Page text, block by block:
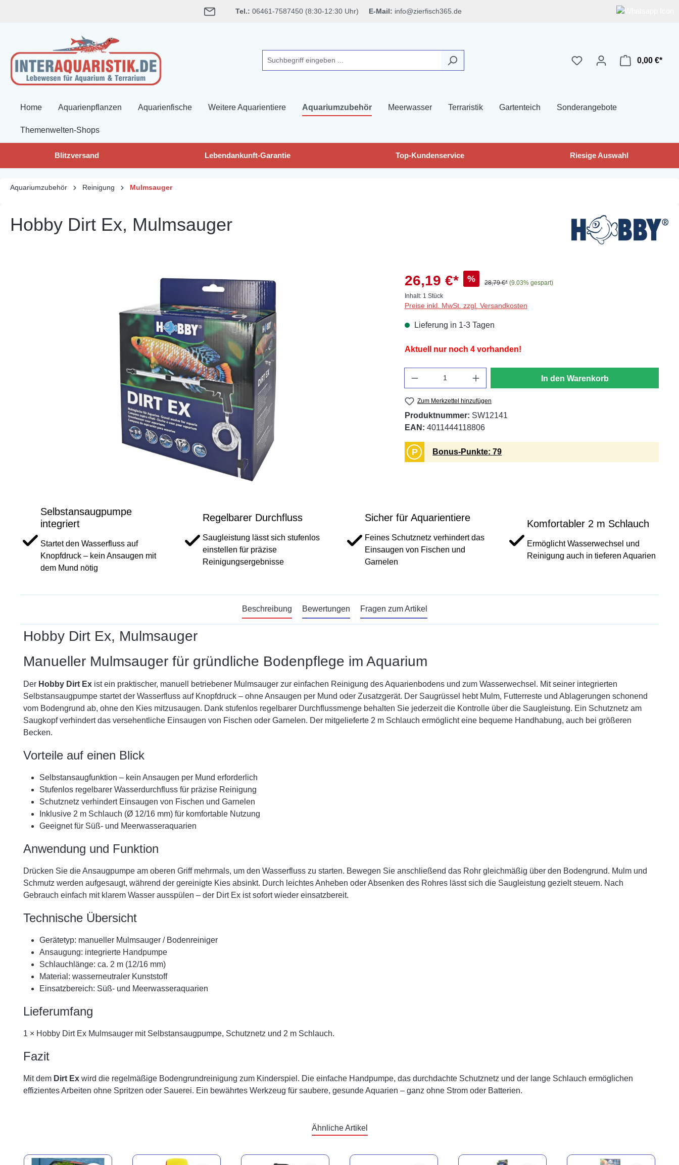
Tel.: 06461-7587450 (8:30-12:30 Uhr) E-Mail: info@zierfisch365.de
0,00 €*
Home Aquarienpflanzen Aquarienfische Weitere Aquarientiere Aquariumzubehör Meerwasser Terraristik Gartenteich Sonderangebote
Themenwelten-Shops
Blitzversand Lebendankunft-Garantie Top-Kundenservice Riesige Auswahl
Aquariumzubehör Reinigung Mulmsauger
Hobby Dirt Ex, Mulmsauger
26,19 €* % 28,79 €* (9.03% gespart)
Inhalt: 1 Stück
Preise inkl. MwSt. zzgl. Versandkosten
Lieferung in 1-3 Tagen
Aktuell nur noch 4 vorhanden!
In den Warenkorb
Zum Merkzettel hinzufügen
Produktnummer: SW12141
EAN: 4011444118806
P Bonus-Punkte: 79
Selbstansaugpumpe
integriert
Startet den Wasserfluss auf
Knopfdruck – kein Ansaugen mit
dem Mund nötig
Regelbarer Durchfluss
Saugleistung lässt sich stufenlos
einstellen für präzise
Reinigungsergebnisse
Sicher für Aquarientiere
Feines Schutznetz verhindert das
Einsaugen von Fischen und
Garnelen
Komfortabler 2 m Schlauch
Ermöglicht Wasserwechsel und
Reinigung auch in tieferen Aquarien
Beschreibung Bewertungen Fragen zum Artikel
Hobby Dirt Ex, Mulmsauger
Manueller Mulmsauger für gründliche Bodenpflege im Aquarium
Der Hobby Dirt Ex ist ein praktischer, manuell betriebener Mulmsauger zur einfachen Reinigung des Aquarienbodens und zum Wasserwechsel. Mit seiner integrierten
Selbstansaugpumpe startet der Wasserfluss auf Knopfdruck – ohne Ansaugen per Mund oder Zusatzgerät. Der Saugrüssel hebt Mulm, Futterreste und Ablagerungen schonend
vom Bodengrund ab, ohne den Kies mitzusaugen. Dank stufenlos regelbarer Durchflussmenge behalten Sie jederzeit die Kontrolle über die Saugleistung. Ein Schutznetz am
Saugkopf verhindert das versehentliche Einsaugen von Fischen oder Garnelen. Der mitgelieferte 2 m Schlauch ermöglicht eine bequeme Handhabung, auch bei größeren
Becken.
Vorteile auf einen Blick
Selbstansaugfunktion – kein Ansaugen per Mund erforderlich
Stufenlos regelbarer Wasserdurchfluss für präzise Reinigung
Schutznetz verhindert Einsaugen von Fischen und Garnelen
Inklusive 2 m Schlauch (Ø 12/16 mm) für komfortable Nutzung
Geeignet für Süß- und Meerwasseraquarien
Anwendung und Funktion
Drücken Sie die Ansaugpumpe am oberen Griff mehrmals, um den Wasserfluss zu starten. Bewegen Sie anschließend das Rohr gleichmäßig über den Bodengrund. Mulm und
Schmutz werden aufgesaugt, während der gereinigte Kies absinkt. Durch leichtes Anheben oder Absenken des Rohres lässt sich die Saugleistung gezielt steuern. Nach
Gebrauch einfach mit klarem Wasser ausspülen – der Dirt Ex ist sofort wieder einsatzbereit.
Technische Übersicht
Gerätetyp: manueller Mulmsauger / Bodenreiniger
Ansaugung: integrierte Handpumpe
Schlauchlänge: ca. 2 m (12/16 mm)
Material: wasserneutraler Kunststoff
Einsatzbereich: Süß- und Meerwasseraquarien
Lieferumfang
1 × Hobby Dirt Ex Mulmsauger mit Selbstansaugpumpe, Schutznetz und 2 m Schlauch.
Fazit
Mit dem Dirt Ex wird die regelmäßige Bodengrundreinigung zum Kinderspiel. Die einfache Handpumpe, das durchdachte Schutznetz und der lange Schlauch ermöglichen
effizientes Arbeiten ohne Spritzen oder Sauerei. Ein bewährtes Werkzeug für saubere, gesunde Aquarien – ganz ohne Strom oder Batterien.
Ähnliche Artikel